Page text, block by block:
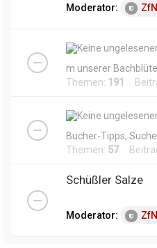
Moderator:
m unserer
Themen: 191
Bücher-Tipps,
Themen: 57
Schüßler Salze
Moderator: